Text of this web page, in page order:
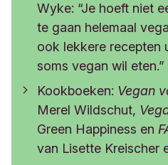
Wyke: “Je hoeft niet
te gaan helemaal
ook lekkere recepten
soms vegan wil eten.”
Kookboeken: Vegan
Merel Wildschut,
Green Happiness en
van Lisette Kreischer